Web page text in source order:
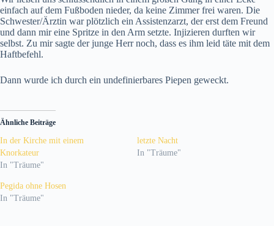
einfach auf dem Fußboden nieder, da keine Zimmer frei waren. Die
Schwester/Ärztin war plötzlich ein Assistenzarzt, der erst dem Freund
und dann mir eine Spritze in den Arm setzte. Injizieren durften wir
selbst. Zu mir sagte der junge Herr noch, dass es ihm leid täte mit dem
Haftbefehl.
Dann wurde ich durch ein undefinierbares Piepen geweckt.
Ähnliche Beiträge
In der Kirche mit einem
Knorkateur
In "Träume"
letzte Nacht
In "Träume"
Pegida ohne Hosen
In "Träume"